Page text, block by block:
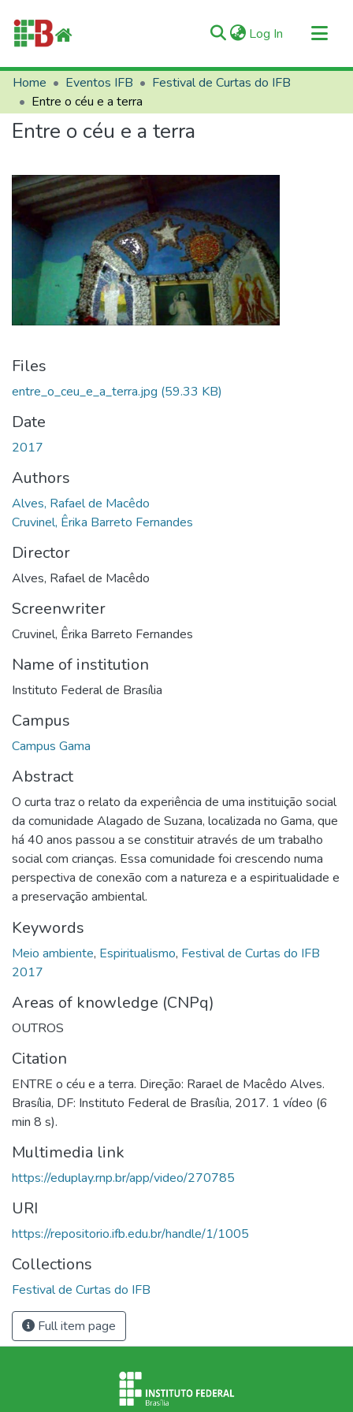
Log In (current)
Communities & Collections
All of RIIFB
Manuals and Terms
About RIIFB
Help
Contacts
Home Eventos IFB
Festival de Curtas do IFB
Entre o céu e a terra
Entre o céu e a terra
Files
entre_o_ceu_e_a_terra.jpg (59.33 KB)
Date
2017
Authors
Alves, Rafael de Macêdo
Cruvinel, Êrika Barreto Fernandes
Director
Alves, Rafael de Macêdo
Screenwriter
Cruvinel, Êrika Barreto Fernandes
Name of institution
Instituto Federal de Brasília
Campus
Campus Gama
Abstract
O curta traz o relato da experiência de uma instituição social
da comunidade Alagado de Suzana, localizada no Gama, que
há 40 anos passou a se constituir através de um trabalho
social com crianças. Essa comunidade foi crescendo numa
perspectiva de conexão com a natureza e a espiritualidade e
a preservação ambiental.
Keywords
Meio ambiente, Espiritualismo, Festival de Curtas do IFB
2017
Areas of knowledge (CNPq)
OUTROS
Citation
ENTRE o céu e a terra. Direção: Rarael de Macêdo Alves.
Brasília, DF: Instituto Federal de Brasília, 2017. 1 vídeo (6
min 8 s).
Multimedia link
https://eduplay.rnp.br/app/video/270785
URI
https://repositorio.ifb.edu.br/handle/1/1005
Collections
Festival de Curtas do IFB
Full item page